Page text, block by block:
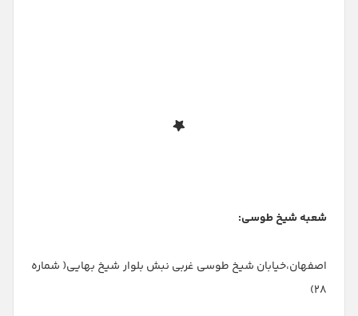
شعبه شیخ طوسی:
اصفهان،خیابان شیخ طوسی غربی نبش بلوار شیخ بهایی( شماره
28)